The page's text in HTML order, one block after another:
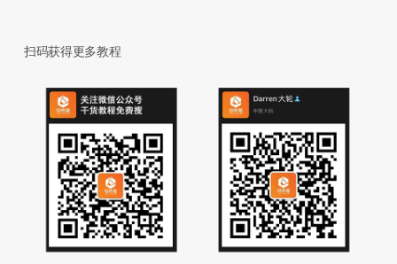
扫码获得更多教程